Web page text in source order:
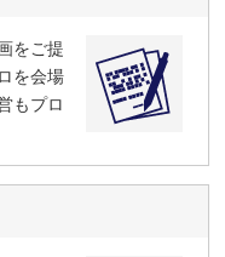
をご提
を会場
もプロ